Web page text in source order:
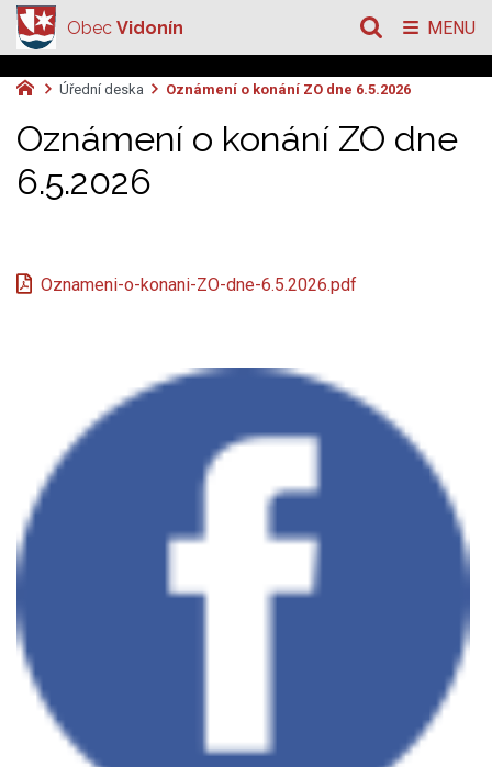
Úřední deska Oznámení o konání ZO dne 6.5.2026
Oznámení o konání ZO dne
6.5.2026
Oznameni-o-konani-ZO-dne-6.5.2026.pdf
Obec Vidonín MENU